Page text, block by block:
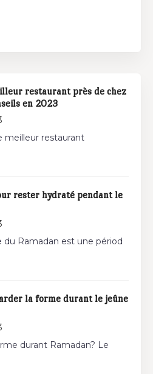
restaurant près de chez
en 2023
meilleur restaurant
rester hydraté pendant le
Ramadan est une périod
la forme durant le jeûne
durant Ramadan? Le